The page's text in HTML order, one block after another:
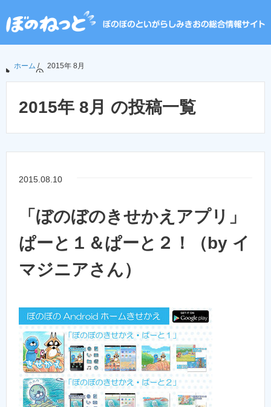
ホーム / 2015年 8月
2015年 8月 の投稿一覧
2015.08.10
「ぼのぼのきせかえアプリ」
ぱーと１＆ぱーと２！（by イ
マジニアさん）